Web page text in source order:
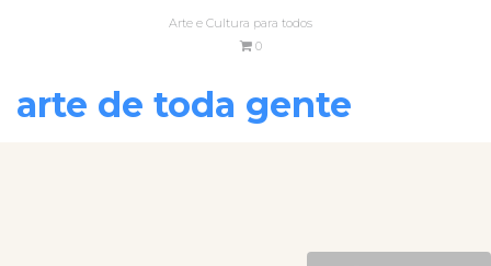
Arte e Cultura para todos
0
arte de toda gente